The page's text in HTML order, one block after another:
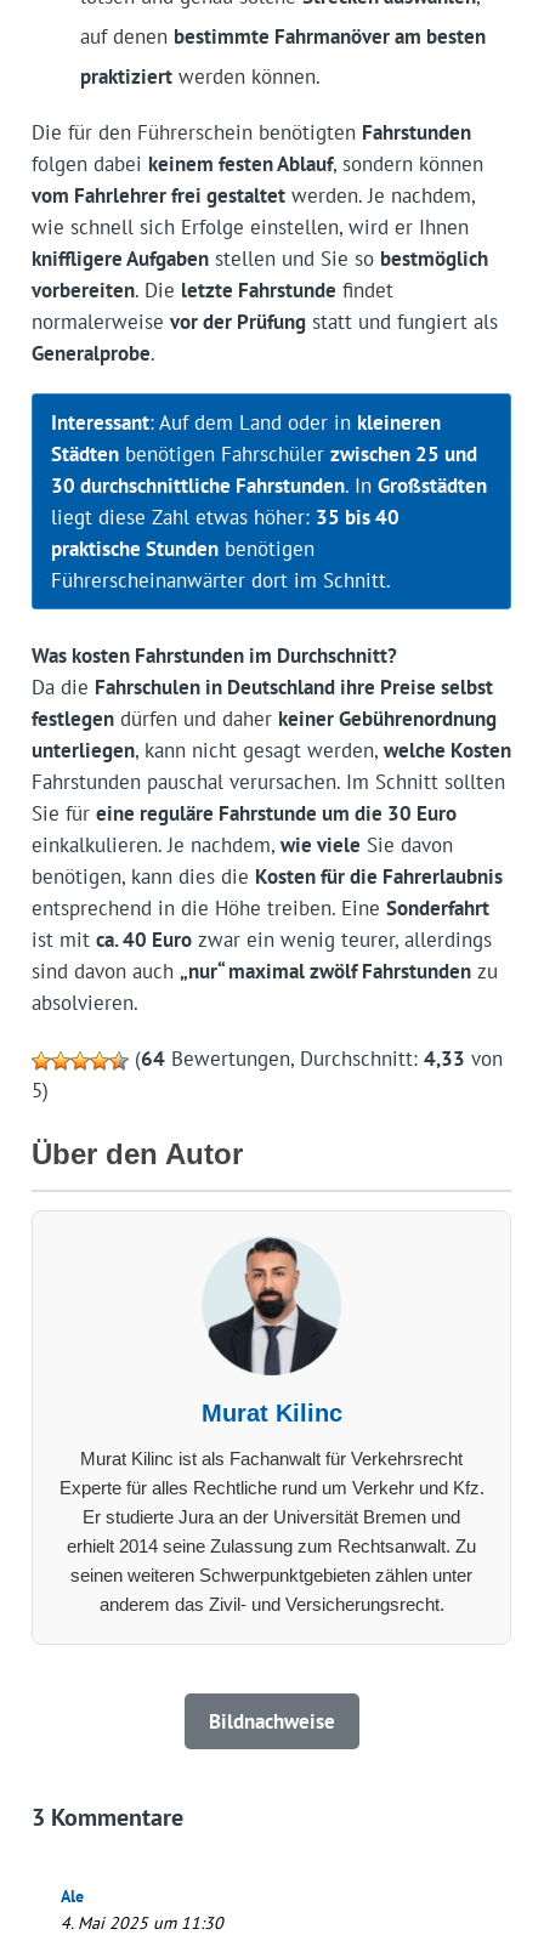
auf denen bestimmte Fahrmanöver am besten
praktiziertwerden können.
Die für den Führerschein benötigten Fahrstunden
folgen dabei keinem festen Ablauf, sondern können
vom Fahrlehrer frei gestaltetwerden. Je nachdem,
wie schnell sich Erfolge einstellen, wird er Ihnen
kniffligere Aufgabenstellen und Sie so bestmöglich
vorbereiten. Die letzte Fahrstunde findet
normalerweise vor der Prüfungstatt und fungiert als
Generalprobe.
Interessant: Auf dem Land oder in kleineren
Städtenbenötigen Fahrschüler zwischen 25 und
30 durchschnittliche Fahrstunden. In Großstädten
liegt diese Zahl etwas höher: 35 bis 40
praktische Stundenbenötigen
Führerscheinanwärter dort im Schnitt.
Was kosten Fahrstunden im Durchschnitt?
Da die Fahrschulen in Deutschland ihre Preise selbst
festlegendürfen und daher keiner Gebührenordnung
unterliegen, kann nicht gesagt werden, welche Kosten
Fahrstunden pauschal verursachen. Im Schnitt sollten
Sie für eine reguläre Fahrstunde um die 30 Euro
einkalkulieren. Je nachdem, wie viele Sie davon
benötigen, kann dies die Kosten für die Fahrerlaubnis
entsprechend in die Höhe treiben. Eine Sonderfahrt
ist mit ca. 40 Eurozwar ein wenig teurer, allerdings
sind davon auch „nur“ maximal zwölf Fahrstundenzu
absolvieren.
(64Bewertungen, Durchschnitt: 4,33 von
5)
Über den Autor
Murat Kilinc
Murat Kilinc ist als Fachanwalt für Verkehrsrecht
Experte für alles Rechtliche rund um Verkehr und Kfz.
Er studierte Jura an der Universität Bremen und
erhielt 2014 seine Zulassung zum Rechtsanwalt. Zu
seinen weiteren Schwerpunktgebieten zählen unter
anderem das Zivil- und Versicherungsrecht.
Bildnachweise
3 Kommentare
Ale
4. Mai 2025 um 11:30